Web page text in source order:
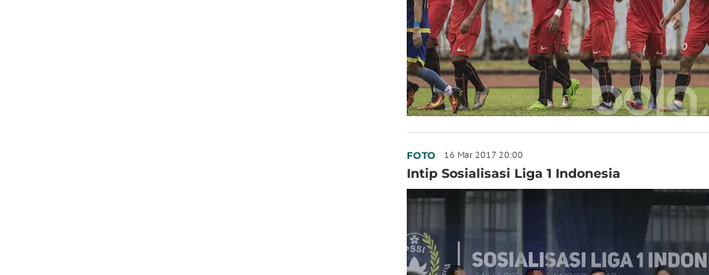
FOTO 16 Mar 2017 20:00
Intip Sosialisasi Liga 1 Indonesia